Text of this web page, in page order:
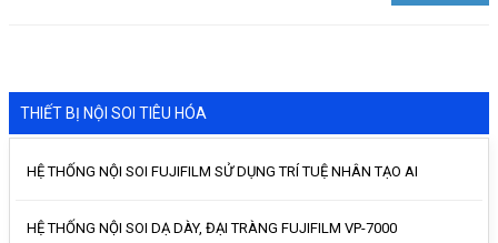
THIẾT BỊ NỘI SOI TIÊU HÓA
HỆ THỐNG NỘI SOI FUJIFILM SỬ DỤNG TRÍ TUỆ NHÂN TẠO AI
HỆ THỐNG NỘI SOI DẠ DÀY, ĐẠI TRÀNG FUJIFILM VP-7000